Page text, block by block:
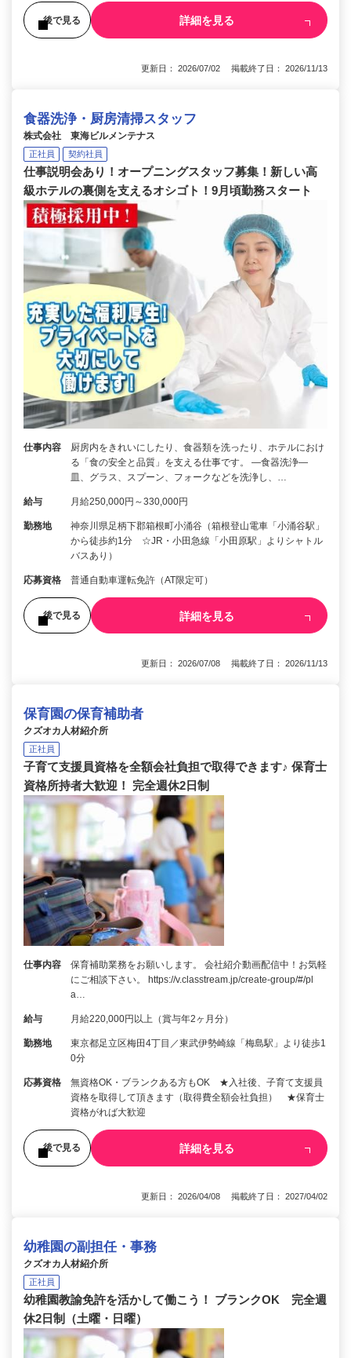
後で見る 詳細を見る
更新日： 2026/07/02 掲載終了日： 2026/11/13
食器洗浄・厨房清掃スタッフ
株式会社 東海ビルメンテナス
正社員 契約社員
仕事説明会あり！オープニングスタッフ募集！新しい高
級ホテルの裏側を支えるオシゴト！9月頃勤務スタート
仕事内容
厨房内をきれいにしたり、食器類を洗ったり、ホテルにおけ
る「食の安全と品質」を支える仕事です。 ―食器洗浄―
皿、グラス、スプーン、フォークなどを洗浄し、…
給与 月給250,000円～330,000円
勤務地
神奈川県足柄下郡箱根町小涌谷（箱根登山電車「小涌谷駅」
から徒歩約1分 ☆JR・小田急線「小田原駅」よりシャトル
バスあり）
応募資格 普通自動車運転免許（AT限定可）
後で見る 詳細を見る
更新日： 2026/07/08 掲載終了日： 2026/11/13
保育園の保育補助者
クズオカ人材紹介所
正社員
子育て支援員資格を全額会社負担で取得できます♪ 保育士
資格所持者大歓迎！ 完全週休2日制
仕事内容
保育補助業務をお願いします。 会社紹介動画配信中！お気軽
にご相談下さい。 https://v.classtream.jp/create-group/#/pl
a…
給与 月給220,000円以上（賞与年2ヶ月分）
勤務地
東京都足立区梅田4丁目／東武伊勢崎線「梅島駅」より徒歩1
0分
応募資格
無資格OK・ブランクある方もOK ★入社後、子育て支援員
資格を取得して頂きます（取得費全額会社負担） ★保育士
資格がれば大歓迎
後で見る 詳細を見る
更新日： 2026/04/08 掲載終了日： 2027/04/02
幼稚園の副担任・事務
クズオカ人材紹介所
正社員
幼稚園教諭免許を活かして働こう！ ブランクOK 完全週
休2日制（土曜・日曜）